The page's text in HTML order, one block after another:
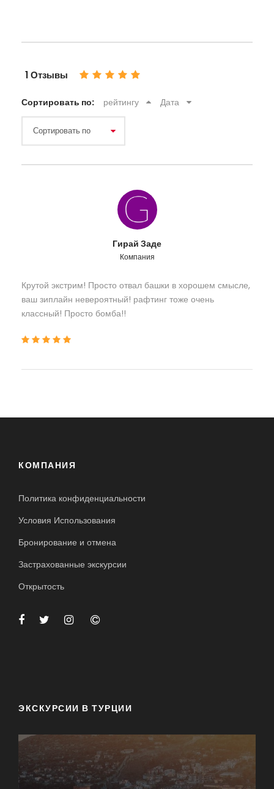
1 Отзывы
Сортировать по: рейтингу Дата
Гирай Заде
Компания
Крутой экстрим! Просто отвал башки в хорошем смысле,
ваш зиплайн невероятный! рафтинг тоже очень
классный! Просто бомба!!
КОМПАНИЯ
Политика конфиденциальности
Условия Использования
Бронирование и отмена
Застрахованные экскурсии
Открытость
ЭКСКУРСИИ В ТУРЦИИ